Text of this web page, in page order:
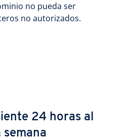
no pueda ser
no autorizados.
24 horas al
semana